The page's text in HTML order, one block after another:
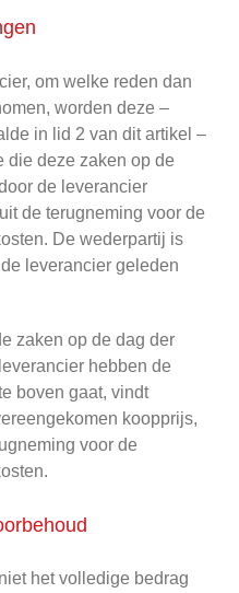
om welke reden dan
worden deze –
in lid 2 van dit artikel –
die deze zaken op de
de leverancier
de terugneming voor de
De wederpartij is
leverancier geleden
zaken op de dag der
hebben de
boven gaat, vindt
koopprijs,
voor de
het volledige bedrag